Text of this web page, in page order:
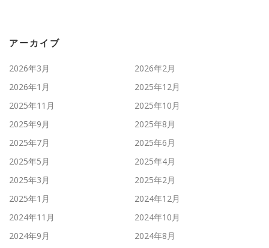
アーカイブ
2026年3月
2026年2月
2026年1月
2025年12月
2025年11月
2025年10月
2025年9月
2025年8月
2025年7月
2025年6月
2025年5月
2025年4月
2025年3月
2025年2月
2025年1月
2024年12月
2024年11月
2024年10月
2024年9月
2024年8月